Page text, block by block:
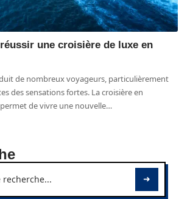
une croisière de luxe en
de nombreux voyageurs, particulièrement
des sensations fortes. La croisière en
de vivre une nouvelle…